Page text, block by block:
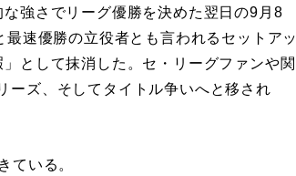
強さでリーグ優勝を決めた翌日の9月8
速優勝の立役者とも言われるセットアッ
として抹消した。セ・リーグファンや関
ーズ、そしてタイトル争いへと移され
ている。